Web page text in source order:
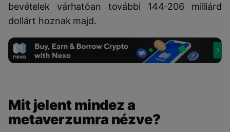
bevételek várhatóan további 144-206 milliárd
dollárt hoznak majd.
Mit jelent mindez a
metaverzumra nézve?